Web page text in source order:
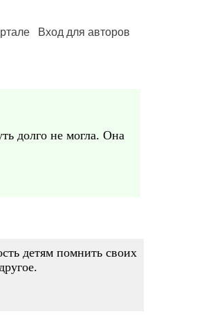
Вход для авторов
долго не могла. Она
детям помнить своих